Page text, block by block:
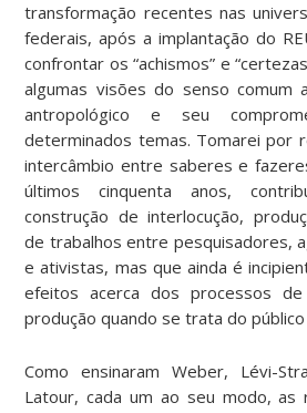
transformação recentes nas
federais, após a implantação do
confrontar os “achismos” e
algumas visões do senso comum
antropológico e seu
determinados temas. Tomarei por
intercâmbio entre saberes e
últimos cinquenta anos,
construção de interlocução,
de trabalhos entre pesquisadores,
e ativistas, mas que ainda é
efeitos acerca dos processos
produção quando se trata do
Como ensinaram Weber, Lévi-
Latour, cada um ao seu modo, as